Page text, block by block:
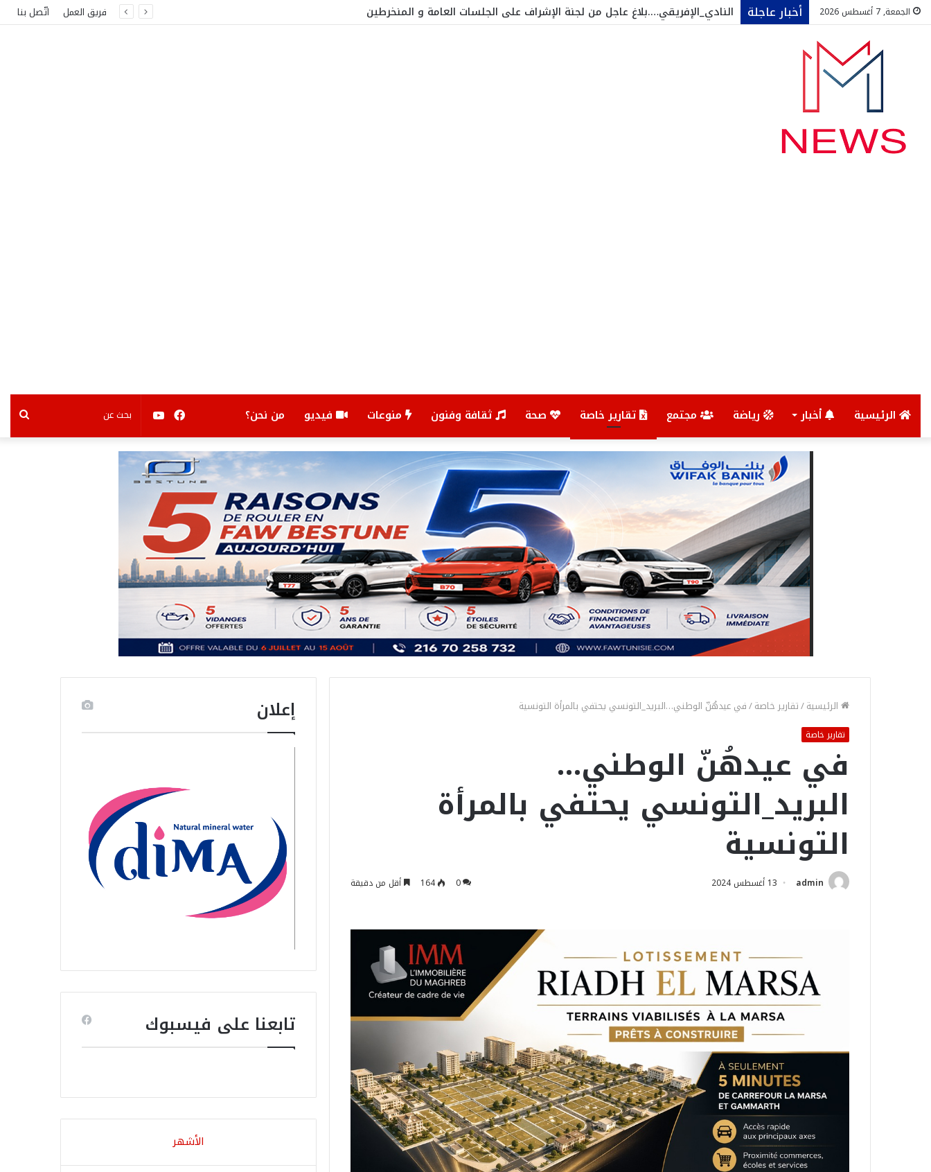
الجمعة, 7 أغسطس 2026 أخبار عاجلة النادي_الإفريقي….بلاغ عاجل من لجنة الإشراف على الجلسات العامة و المنخرطين فريق العمل اتّصل بنا
الرئيسية أخبار رياضة مجتمع تقارير خاصة صحة ثقافة وفنون منوعات فيديو من نحن؟ بحث يوتيوبفيسبوك
الرئيسية/تقارير خاصة/في عيدهُنّ الوطني…البريد_التونسي يحتفي بالمرأة التونسية
تقارير خاصة
في عيدهُنّ الوطني…
البريد_التونسي يحتفي بالمرأة
التونسية
admin 13 أغسطس 2024 0
164 أقل من دقيقة
إعلان
تابعنا على فيسبوك
الأشهر